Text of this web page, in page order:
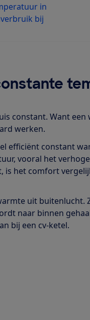
in
bij
constant. Want
werken.
efficiënt constant
vooral het
is het comfort
uit buitenlucht.
naar binnen
bij een cv-ketel.